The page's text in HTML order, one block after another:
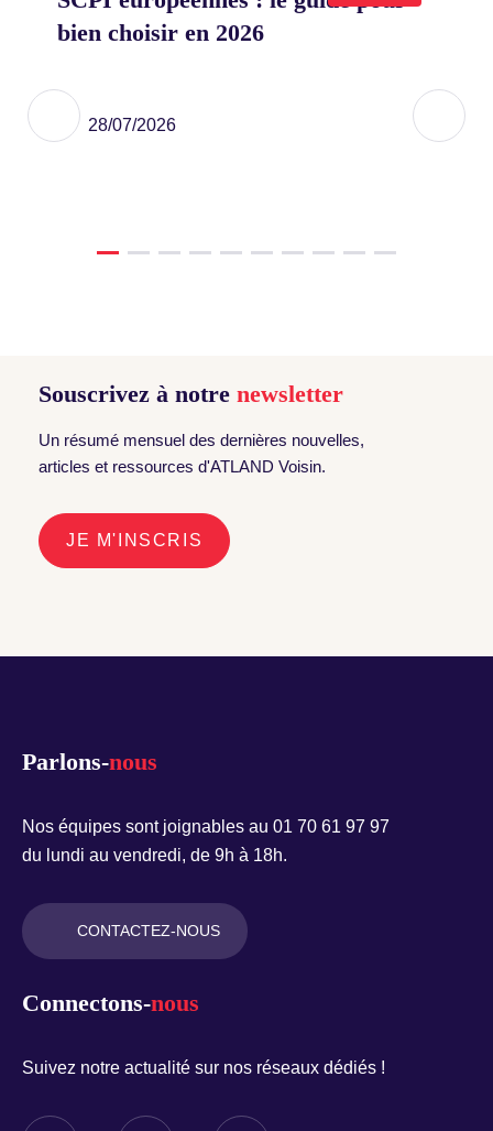
bien choisir en 2026
28/07/2026
Souscrivez à notre newsletter
Un résumé mensuel des dernières nouvelles,
articles et ressources d'ATLAND Voisin.
JE M'INSCRIS
Parlons-nous
Nos équipes sont joignables au 01 70 61 97 97
du lundi au vendredi, de 9h à 18h.
CONTACTEZ-NOUS
Connectons-nous
Suivez notre actualité sur nos réseaux dédiés !